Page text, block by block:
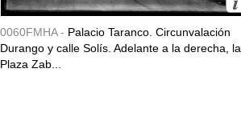
0060FMHA - Palacio Taranco. Circunvalación
Durango y calle Solís. Adelante a la derecha, la
Plaza Zab...